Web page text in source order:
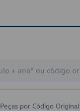
Peças por Código Original